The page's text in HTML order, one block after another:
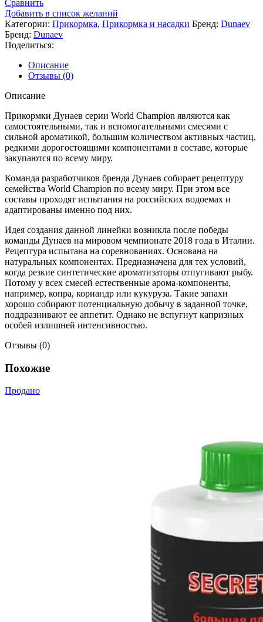
Сравнить
Добавить в список желаний
Категории: Прикормка, Прикормка и насадки Бренд: Dunaev
Бренд: Dunaev
Поделиться:
Описание
Отзывы (0)
Описание
Прикормки Дунаев серии World Champion являются как
самостоятельными, так и вспомогательными смесями с
сильной ароматикой, большим количеством активных частиц,
редкими дорогостоящими компонентами в составе, которые
закупаются по всему миру.
Команда разработчиков бренда Дунаев собирает рецептуру
семейства World Champion по всему миру. При этом все
составы проходят испытания на российских водоемах и
адаптированы именно под них.
Идея создания данной линейки возникла после победы
команды Дунаев на мировом чемпионате 2018 года в Италии.
Рецептура испытана на соревнованиях. Основана на
натуральных компонентах. Предназначена для тех условий,
когда резкие синтетические ароматизаторы отпугивают рыбу.
Потому у всех смесей естественные арома-компоненты,
например, копра, кориандр или кукуруза. Такие запахи
хорошо собирают потенциальную добычу в заданной точке,
поддразнивают ее аппетит. Однако не вспугнут капризных
особей излишней интенсивностью.
Отзывы (0)
Похожие
Продано